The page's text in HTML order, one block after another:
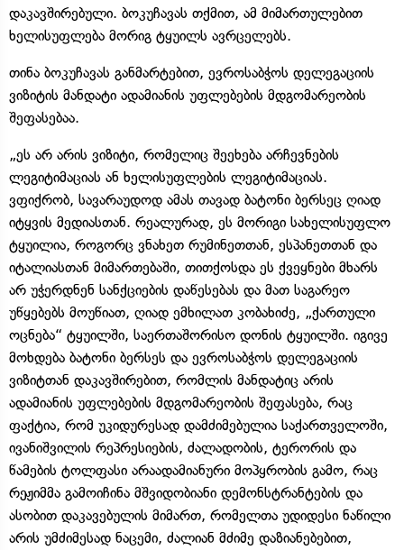
დაკავშირებული. ბოკუჩავას თქმით, ამ მიმართულებით
ხელისუფლება მორიგ ტყუილს ავრცელებს.
თინა ბოკუჩავას განმარტებით, ევროსაბჭოს დელეგაციის
ვიზიტის მანდატი ადამიანის უფლებების მდგომარეობის
შეფასებაა.
„ეს არ არის ვიზიტი, რომელიც შეეხება არჩევნების
ლეგიტიმაციას ან ხელისუფლების ლეგიტიმაციას.
ვფიქრობ, სავარაუდოდ ამას თავად ბატონი ბერსეც ღიად
იტყვის მედიასთან. რეალურად, ეს მორიგი სახელისუფლო
ტყუილია, როგორც ვნახეთ რუმინეთთან, ესპანეთთან და
იტალიასთან მიმართებაში, თითქოსდა ეს ქვეყნები მხარს
არ უჭერდნენ სანქციების დაწესებას და მათ საგარეო
უწყებებს მოუწიათ, ღიად ემხილათ კობახიძე, „ქართული
ოცნება“ ტყუილში, საერთაშორისო დონის ტყუილში. იგივე
მოხდება ბატონი ბერსეს და ევროსაბჭოს დელეგაციის
ვიზიტთან დაკავშირებით, რომლის მანდატიც არის
ადამიანის უფლებების მდგომარეობის შეფასება, რაც
ფაქტია, რომ უკიდურესად დამძიმებულია საქართველოში,
ივანიშვილის რეპრესიების, ძალადობის, ტერორის და
წამების ტოლფასი არაადამიანური მოპყრობის გამო, რაც
რეჟიმმა გამოიჩინა მშვიდობიანი დემონსტრანტების და
ასობით დაკავებულის მიმართ, რომელთა უდიდესი ნაწილი
არის უმძიმესად ნაცემი, ძალიან მძიმე დაზიანებებით,